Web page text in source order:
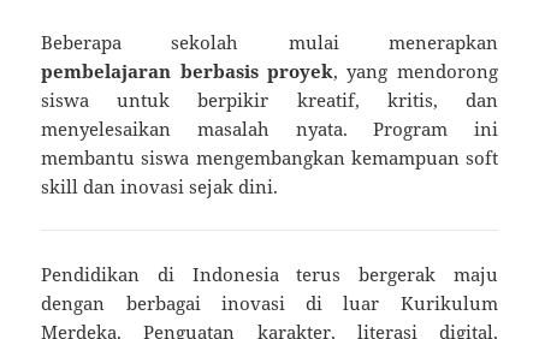
Beberapa sekolah mulai menerapkan
pembelajaran berbasis proyek, yang mendorong
siswa untuk berpikir kreatif, kritis, dan
menyelesaikan masalah nyata. Program ini
membantu siswa mengembangkan kemampuan soft
skill dan inovasi sejak dini.
Pendidikan di Indonesia terus bergerak maju
dengan berbagai inovasi di luar Kurikulum
Merdeka. Penguatan karakter, literasi digital,